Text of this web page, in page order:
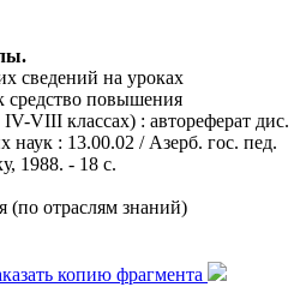
сведений на уроках
средство повышения
VIII классах) : автореферат дис.
наук : 13.00.02 / Азерб. гос. пед.
1988. - 18 с.
(по отраслям знаний)
копию фрагмента